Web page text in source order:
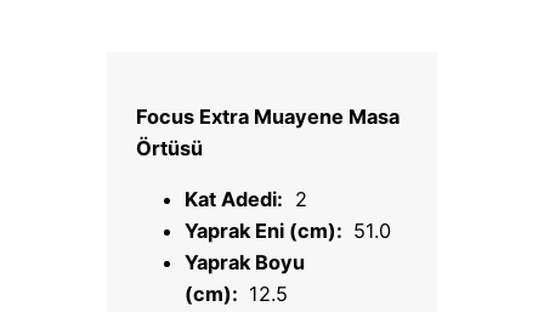
Focus Extra Muayene Masa
Örtüsü
Kat Adedi: 2
Yaprak Eni (cm): 51.0
Yaprak Boyu
(cm): 12.5